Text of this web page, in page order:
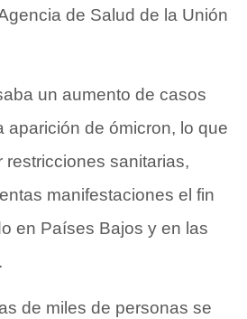
de Salud de la Unión
un aumento de casos
aparición de ómicron, lo que
restricciones sanitarias,
manifestaciones el fin
en Países Bajos y en las
de miles de personas se